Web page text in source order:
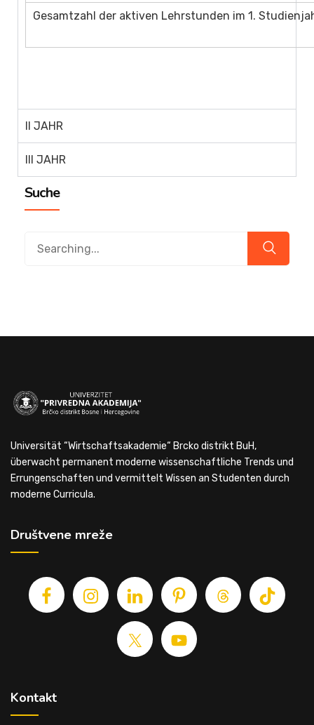
Gesamtzahl der aktiven Lehrstunden im 1.
II JAHR
III JAHR
Suche
Universität “Wirtschaftsakademie“ Brcko distrikt BuH,
überwacht permanent moderne wissenschaftliche Trends und
Errungenschaften und vermittelt Wissen an Studenten durch
moderne Curricula.
Društvene mreže
Kontakt